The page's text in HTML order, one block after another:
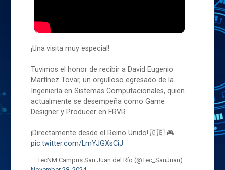
¡Una visita muy especial!
Tuvimos el honor de recibir a David Eugenio
Martínez Tovar, un orgulloso egresado de la
Ingeniería en Sistemas Computacionales, quien
actualmente se desempeña como Game
Designer y Producer en FRVR.
¡Directamente desde el Reino Unido! 🇬🇧 🎮
pic.twitter.com/LmYJGXsCiJ
— TecNM Campus San Juan del Río (@Tec_SanJuan)